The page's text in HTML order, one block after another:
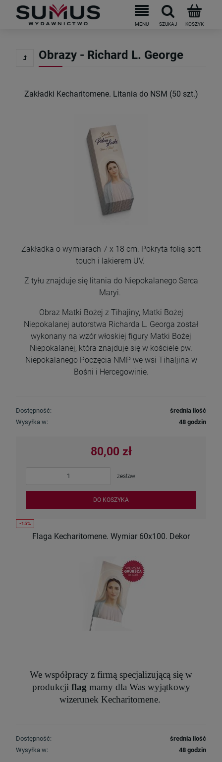
Obrazy - Richard L. George
Zakładki Kecharitomene. Litania do NSM (50 szt.)
Zakładka o wymiarach 7 x 18 cm. Pokryta folią soft
touch i lakierem UV.
Z tyłu znajduje się litania do Niepokalanego Serca
Maryi.
Obraz Matki Bożej z Tihajiny, Matki Bożej
Niepokalanej autorstwa Richarda L. Georga został
wykonany na wzór włoskiej figury Matki Bożej
Niepokalanej, która znajduje się w kościele pw.
Niepokalanego Poczęcia NMP we wsi Tihaljina w
Bośni i Hercegowinie.
Dostępność:
średnia ilość
Wysyłka w:
48 godzin
80,00 zł
zestaw
DO KOSZYKA
Flaga Kecharitomene. Wymiar 60x100. Dekor
We współpracy z firmą specjalizującą się w
produkcji flag mamy dla Was wyjątkowy
wizerunek Kecharitomene.
Dostępność:
średnia ilość
Wysyłka w:
48 godzin